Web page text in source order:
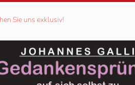
Sie uns exklusiv!